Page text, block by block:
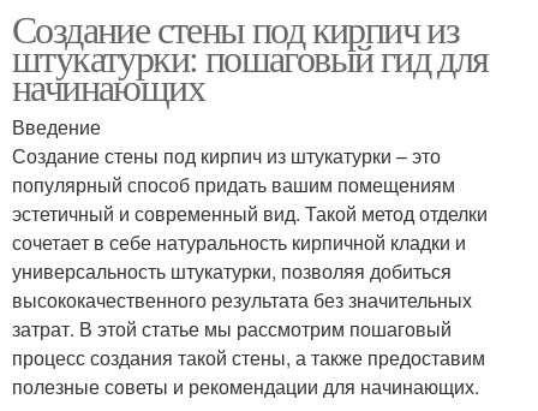
Создание стены под кирпич из
штукатурки: пошаговый гид для
начинающих
Введение
Создание стены под кирпич из штукатурки – это
популярный способ придать вашим помещениям
эстетичный и современный вид. Такой метод отделки
сочетает в себе натуральность кирпичной кладки и
универсальность штукатурки, позволяя добиться
высококачественного результата без значительных
затрат. В этой статье мы рассмотрим пошаговый
процесс создания такой стены, а также предоставим
полезные советы и рекомендации для начинающих.